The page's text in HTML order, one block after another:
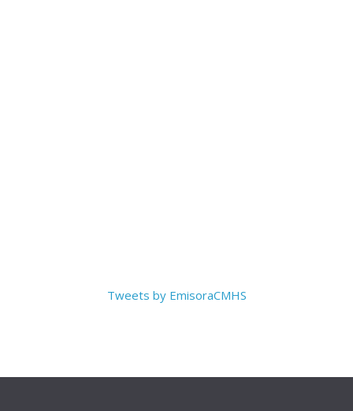
Tweets by EmisoraCMHS